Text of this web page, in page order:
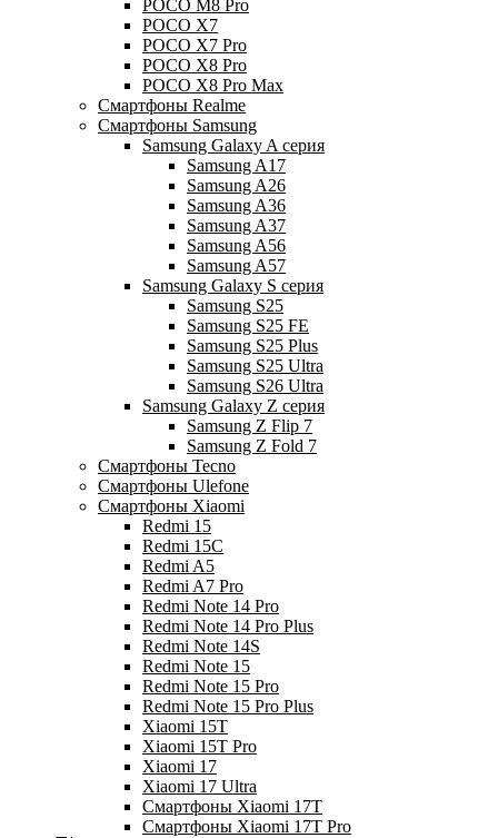
POCO M8 Pro
POCO X7
POCO X7 Pro
POCO X8 Pro
POCO X8 Pro Max
Смартфоны Realme
Смартфоны Samsung
Samsung Galaxy A серия
Samsung A17
Samsung A26
Samsung A36
Samsung A37
Samsung A56
Samsung A57
Samsung Galaxy S серия
Samsung S25
Samsung S25 FE
Samsung S25 Plus
Samsung S25 Ultra
Samsung S26 Ultra
Samsung Galaxy Z серия
Samsung Z Flip 7
Samsung Z Fold 7
Смартфоны Tecno
Смартфоны Ulefone
Смартфоны Xiaomi
Redmi 15
Redmi 15C
Redmi A5
Redmi A7 Pro
Redmi Note 14 Pro
Redmi Note 14 Pro Plus
Redmi Note 14S
Redmi Note 15
Redmi Note 15 Pro
Redmi Note 15 Pro Plus
Xiaomi 15T
Xiaomi 15T Pro
Xiaomi 17
Xiaomi 17 Ultra
Смартфоны Xiaomi 17Т
Смартфоны Xiaomi 17Т Pro